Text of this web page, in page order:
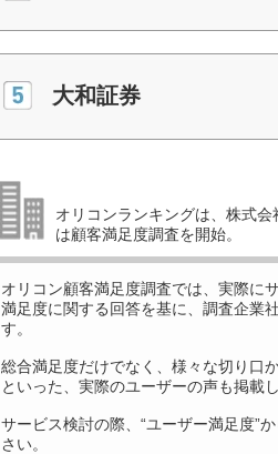
大和証券
オリコンランキングは、株式
は顧客満足度調査を開始。
オリコン顧客満足度調査では、実際に
満足度に関する回答を基に、調査企業
す。
総合満足度だけでなく、様々な切り口
といった、実際のユーザーの声も掲載
サービス検討の際、“ユーザー満足度”
さい。